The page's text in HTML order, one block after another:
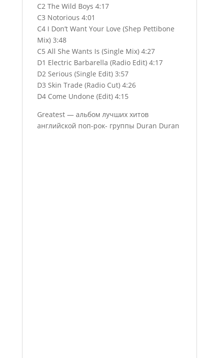
C2 The Wild Boys 4:17
C3 Notorious 4:01
C4 I Don’t Want Your Love (Shep Pettibone
Mix) 3:48
C5 All She Wants Is (Single Mix) 4:27
D1 Electric Barbarella (Radio Edit) 4:17
D2 Serious (Single Edit) 3:57
D3 Skin Trade (Radio Cut) 4:26
D4 Come Undone (Edit) 4:15
Greatest — альбом лучших хитов
английской поп-рок- группы Duran Duran